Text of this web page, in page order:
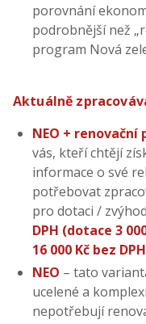
porovnání
podrobnější než
program Nová
Aktuálně
NEO + renovační
vás, kteří chtějí
informace o své
potřebovat
pro dotaci /
DPH (dotace 3
16 000 Kč bez
NEO – tato
ucelené a
nepotřebují